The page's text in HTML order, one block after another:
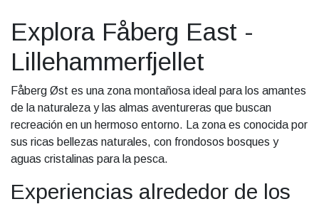
Explora Fåberg East -
Lillehammerfjellet
Fåberg Øst es una zona montañosa ideal para los amantes
de la naturaleza y las almas aventureras que buscan
recreación en un hermoso entorno. La zona es conocida por
sus ricas bellezas naturales, con frondosos bosques y
aguas cristalinas para la pesca.
Experiencias alrededor de los